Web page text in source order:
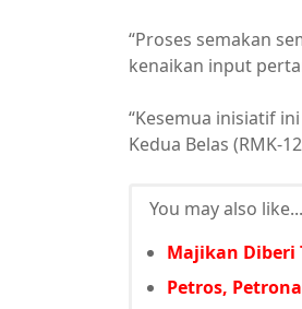
“Proses semakan
kenaikan input
“Kesemua inisiatif
Kedua Belas (RMK-
You may also like...
Majikan Diberi
Petros,